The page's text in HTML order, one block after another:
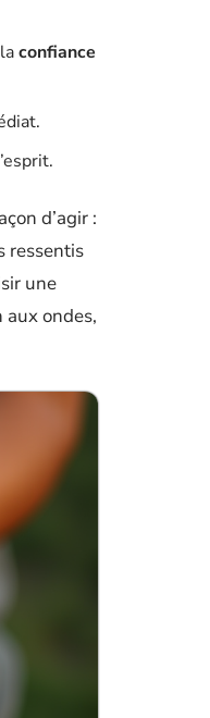
confiance
d’agir :
ressentis
une
aux ondes,